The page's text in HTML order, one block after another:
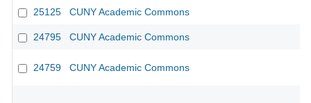
25125 CUNY Academic Commons
24795 CUNY Academic Commons
24759 CUNY Academic Commons